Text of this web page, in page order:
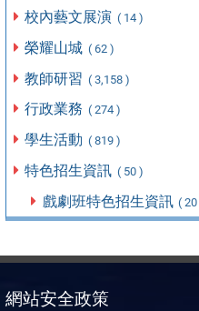
校內藝文展演 ( 14 )
榮耀山城 ( 62 )
教師研習 ( 3,158 )
行政業務 ( 274 )
學生活動 ( 819 )
特色招生資訊 ( 50 )
戲劇班特色招生資訊 ( 20
網站安全政策